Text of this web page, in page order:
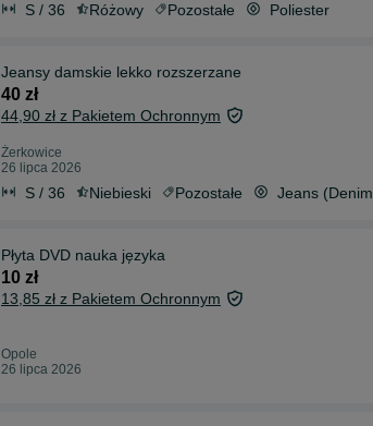
S / 36 Różowy Pozostałe Poliester
Jeansy damskie lekko rozszerzane
40 zł
44,90 zł z Pakietem Ochronnym
Żerkowice
26 lipca 2026
S / 36 Niebieski Pozostałe Jeans
Płyta DVD nauka języka
10 zł
13,85 zł z Pakietem Ochronnym
Opole
26 lipca 2026